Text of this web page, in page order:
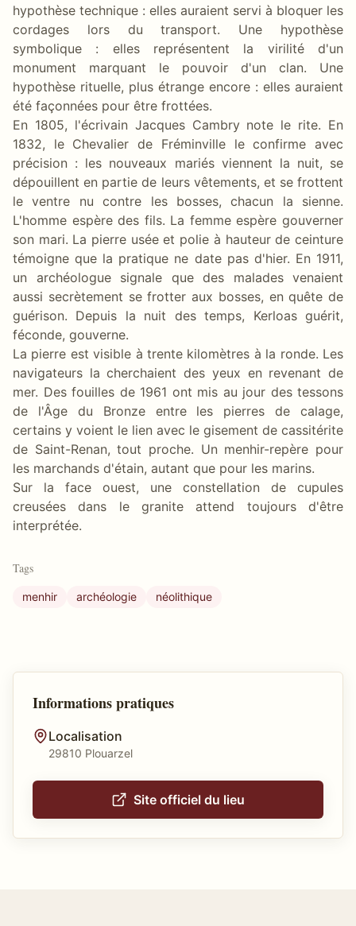
hypothèse technique : elles auraient servi à bloquer les
cordages lors du transport. Une hypothèse
symbolique : elles représentent la virilité d'un
monument marquant le pouvoir d'un clan. Une
hypothèse rituelle, plus étrange encore : elles auraient
été façonnées pour être frottées.
En 1805, l'écrivain Jacques Cambry note le rite. En
1832, le Chevalier de Fréminville le confirme avec
précision : les nouveaux mariés viennent la nuit, se
dépouillent en partie de leurs vêtements, et se frottent
le ventre nu contre les bosses, chacun la sienne.
L'homme espère des fils. La femme espère gouverner
son mari. La pierre usée et polie à hauteur de ceinture
témoigne que la pratique ne date pas d'hier. En 1911,
un archéologue signale que des malades venaient
aussi secrètement se frotter aux bosses, en quête de
guérison. Depuis la nuit des temps, Kerloas guérit,
féconde, gouverne.
La pierre est visible à trente kilomètres à la ronde. Les
navigateurs la cherchaient des yeux en revenant de
mer. Des fouilles de 1961 ont mis au jour des tessons
de l'Âge du Bronze entre les pierres de calage,
certains y voient le lien avec le gisement de cassitérite
de Saint-Renan, tout proche. Un menhir-repère pour
les marchands d'étain, autant que pour les marins.
Sur la face ouest, une constellation de cupules
creusées dans le granite attend toujours d'être
interprétée.
Tags
menhir archéologie néolithique
Informations pratiques
Localisation
29810 Plouarzel
Site officiel du lieu